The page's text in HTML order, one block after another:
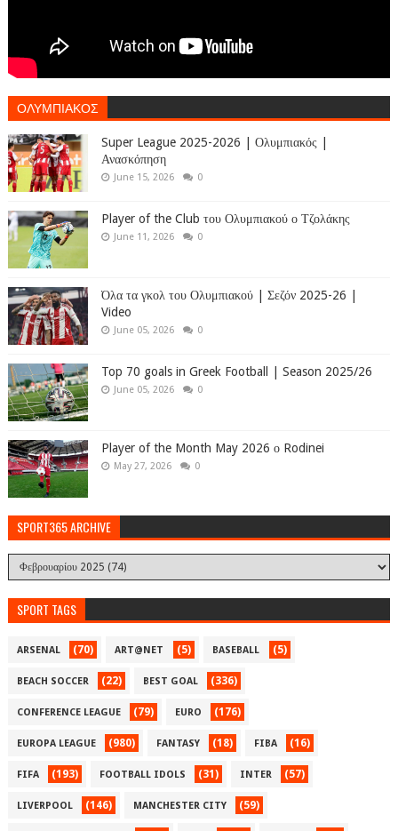
ΟΛΥΜΠΙΑΚΟΣ
Super League 2025-2026 | Ολυμπιακός |
Ανασκόπηση
June 15, 2026 0
Player of the Club του Ολυμπιακού ο Τζολάκης
June 11, 2026 0
Όλα τα γκολ του Ολυμπιακού | Σεζόν 2025-26 |
Video
June 05, 2026 0
Top 70 goals in Greek Football | Season 2025/26
June 05, 2026 0
Player of the Month May 2026 ο Rodinei
May 27, 2026 0
SPORT365 ARCHIVE
SPORT TAGS
ARSENAL (70) ART@NET (5) BASEBALL (5)
BEACH SOCCER (22) BEST GOAL (336)
CONFERENCE LEAGUE (79) EURO (176)
EUROPA LEAGUE (980) FANTASY (18) FIBA (16)
FIFA (193) FOOTBALL IDOLS (31) INTER (57)
LIVERPOOL (146) MANCHESTER CITY (59)